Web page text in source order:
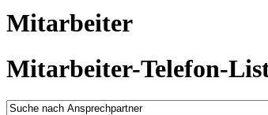
Mitarbeiter
Mitarbeiter-Telefon-